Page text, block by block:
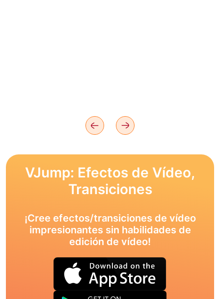
VJump: Efectos de Vídeo,
Transiciones
¡Cree efectos/transiciones de vídeo
impresionantes sin habilidades de
edición de vídeo!